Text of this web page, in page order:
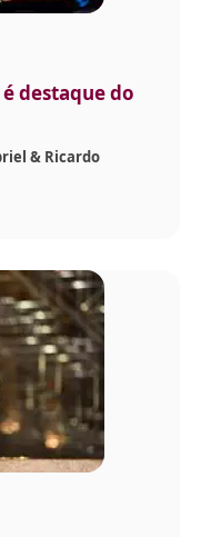
destaque do
& Ricardo